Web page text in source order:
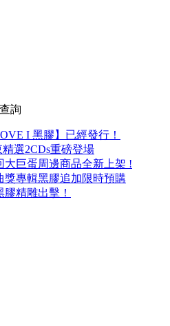
詢
I 黑膠】已經發行！
選2CDs重磅登場
大巨蛋周邊商品全新上架 !
獎專輯黑膠追加限時預購
精雕出擊！